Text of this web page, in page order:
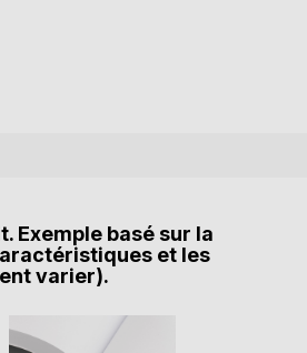
Exemple basé sur la
et les
varier).